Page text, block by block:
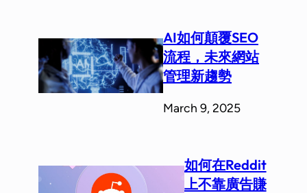
AI如何顛覆SEO
流程，未來網站
管理新趨勢
March 9, 2025
如何在Reddit
上不靠廣告賺